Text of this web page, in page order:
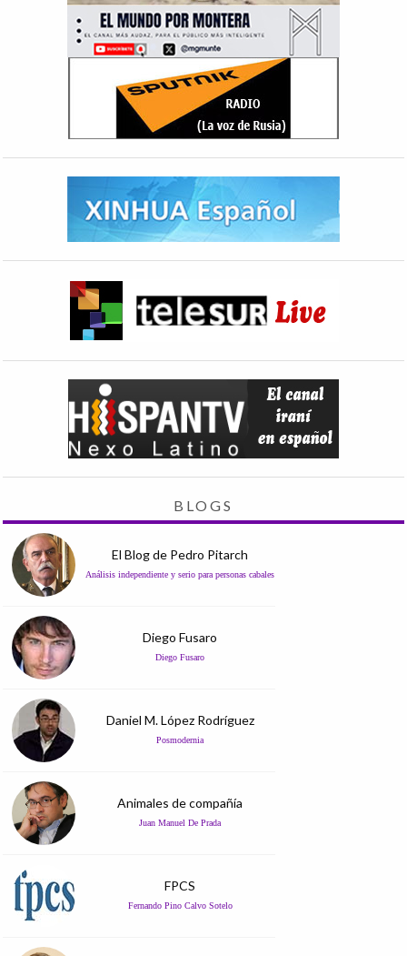
BLOGS
El Blog de Pedro Pitarch
Análisis independiente y serio para personas cabales
Diego Fusaro
Diego Fusaro
Daniel M. López Rodríguez
Posmodernia
Animales de compañía
Juan Manuel De Prada
FPCS
Fernando Pino Calvo Sotelo